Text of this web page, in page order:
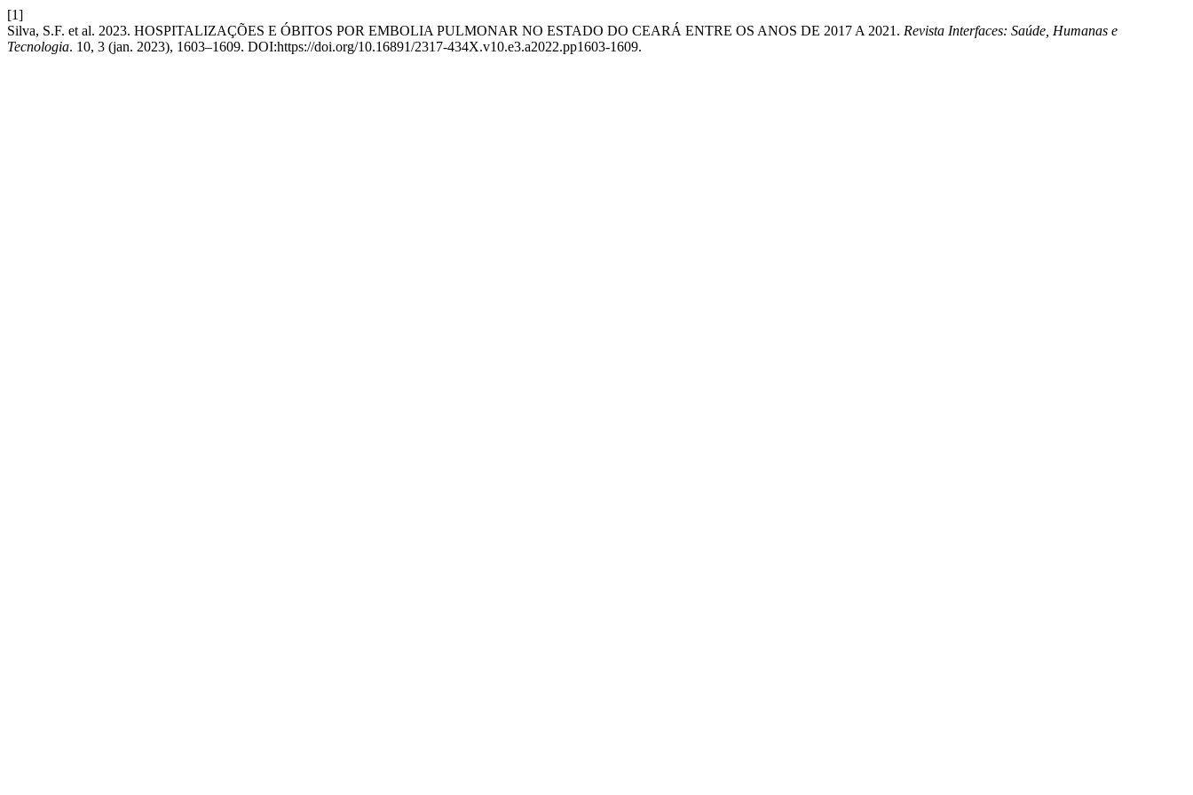
[1]
Silva, S.F. et al. 2023. HOSPITALIZAÇÕES E ÓBITOS POR EMBOLIA PULMONAR NO ESTADO DO CEARÁ ENTRE OS ANOS DE 2017 A 2021. Revista Interfaces: Saúde, Humanas e
Tecnologia. 10, 3 (jan. 2023), 1603–1609. DOI:https://doi.org/10.16891/2317-434X.v10.e3.a2022.pp1603-1609.